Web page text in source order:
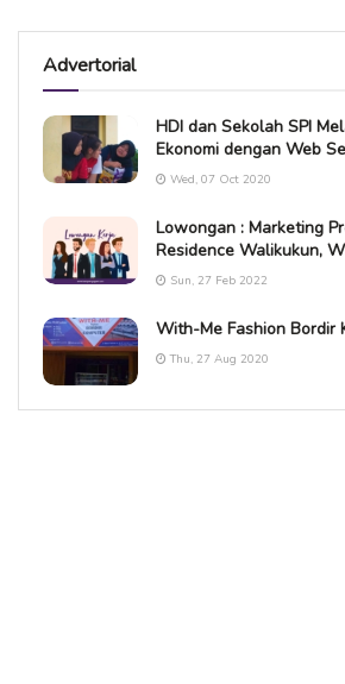
Advertorial
HDI dan Sekolah SPI
Ekonomi dengan Web
Wed, 07 Oct 2020
Lowongan : Marketing
Residence Walikukun,
Sun, 27 Feb 2022
With-Me Fashion Bordir
Thu, 27 Aug 2020